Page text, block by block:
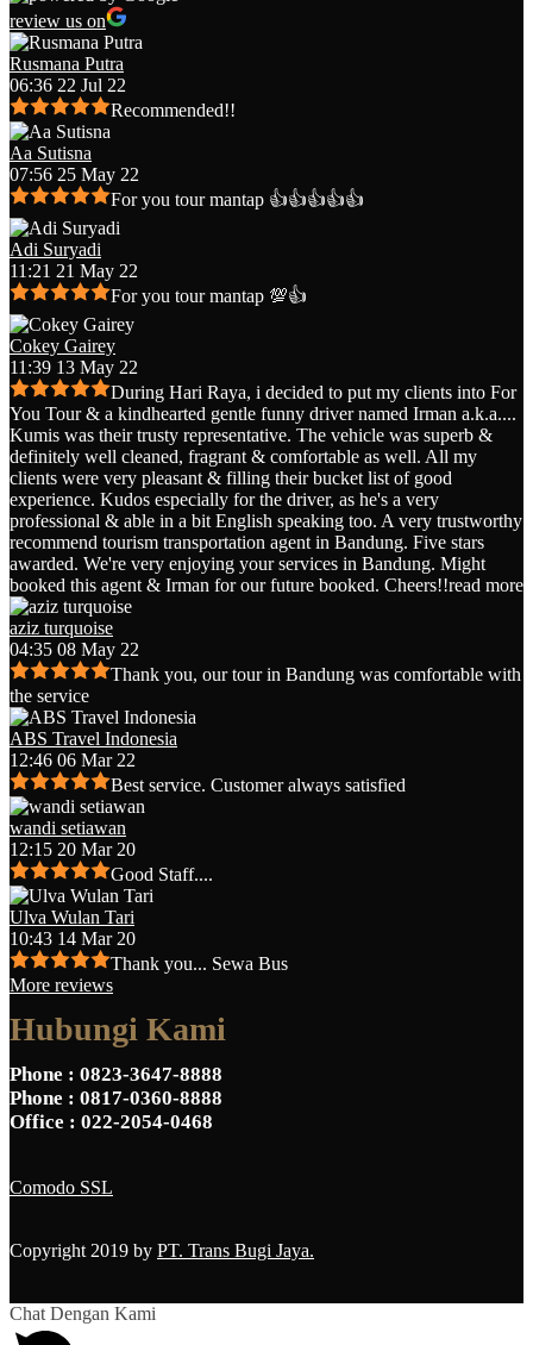
review us on
Rusmana Putra
06:36 22 Jul 22
Recommended!!
Aa Sutisna
07:56 25 May 22
For you tour mantap 👍👍👍👍👍
Adi Suryadi
11:21 21 May 22
For you tour mantap 💯👍
Cokey Gairey
11:39 13 May 22
During Hari Raya, i decided to put my clients into For
You Tour & a kindhearted gentle funny driver named Irman a.k.a....
Kumis was their trusty representative. The vehicle was superb &
definitely well cleaned, fragrant & comfortable as well. All my
clients were very pleasant & filling their bucket list of good
experience. Kudos especially for the driver, as he's a very
professional & able in a bit English speaking too. A very trustworthy
recommend tourism transportation agent in Bandung. Five stars
awarded. We're very enjoying your services in Bandung. Might
booked this agent & Irman for our future booked. Cheers!!read more
aziz turquoise
04:35 08 May 22
Thank you, our tour in Bandung was comfortable with
the service
ABS Travel Indonesia
12:46 06 Mar 22
Best service. Customer always satisfied
wandi setiawan
12:15 20 Mar 20
Good Staff....
Ulva Wulan Tari
10:43 14 Mar 20
Thank you... Sewa Bus
More reviews
Hubungi Kami
Phone : 0823-3647-8888
Phone : 0817-0360-8888
Office : 022-2054-0468
Comodo SSL
Copyright 2019 by PT. Trans Bugi Jaya.
Chat Dengan Kami